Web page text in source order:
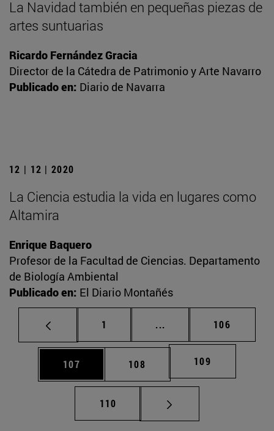
La Navidad también en pequeñas piezas de
artes suntuarias
Ricardo Fernández Gracia
Director de la Cátedra de Patrimonio y Arte Navarro
Publicado en: Diario de Navarra
12 | 12 | 2020
La Ciencia estudia la vida en lugares como
Altamira
Enrique Baquero
Profesor de la Facultad de Ciencias. Departamento
de Biología Ambiental
Publicado en: El Diario Montañés
Página
1 ... Páginas intermedias
Página
106
Página
107 Página
108 Página
109
Página
110